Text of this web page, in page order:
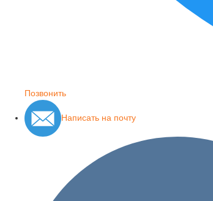
Позвонить
Написать на почту